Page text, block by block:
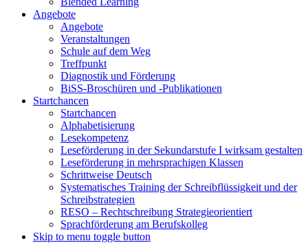
Angebote
Angebote
Veranstaltungen
Schule auf dem Weg
Treffpunkt
Diagnostik und Förderung
BiSS-Broschüren und -Publikationen
Startchancen
Startchancen
Alphabetisierung
Lesekompetenz
Leseförderung in der Sekundarstufe I wirksam gestalten
Leseförderung in mehrsprachigen Klassen
Schrittweise Deutsch
Systematisches Training der Schreibflüssigkeit und der
Schreibstrategien
RESO – Rechtschreibung Strategieorientiert
Sprachförderung am Berufskolleg
Skip to menu toggle button